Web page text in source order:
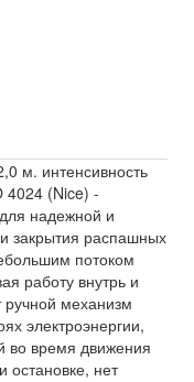
м. интенсивность
4024 (Nice) -
надежной и
закрытия распашных
потоком
работу внутрь и
механизм
электроэнергии,
во время движения
остановке, нет